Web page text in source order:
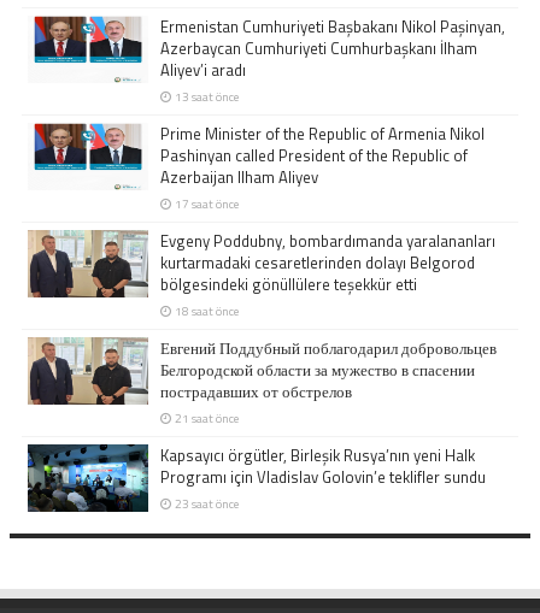
Ermenistan Cumhuriyeti Başbakanı Nikol Paşinyan,
Azerbaycan Cumhuriyeti Cumhurbaşkanı İlham
Aliyev’i aradı
13 saat önce
Prime Minister of the Republic of Armenia Nikol
Pashinyan called President of the Republic of
Azerbaijan Ilham Aliyev
17 saat önce
Evgeny Poddubny, bombardımanda yaralananları
kurtarmadaki cesaretlerinden dolayı Belgorod
bölgesindeki gönüllülere teşekkür etti
18 saat önce
Евгений Поддубный поблагодарил добровольцев
Белгородской области за мужество в спасении
пострадавших от обстрелов
21 saat önce
Kapsayıcı örgütler, Birleşik Rusya’nın yeni Halk
Programı için Vladislav Golovin’e teklifler sundu
23 saat önce